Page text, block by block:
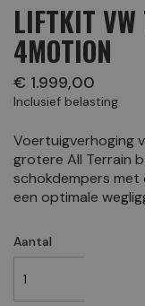
LIFTKIT
4MOTION
€ 1.999,00
Inclusief belasting
Voertuigverhoging
grotere All Terrain
schokdempers met
een optimale
Aantal